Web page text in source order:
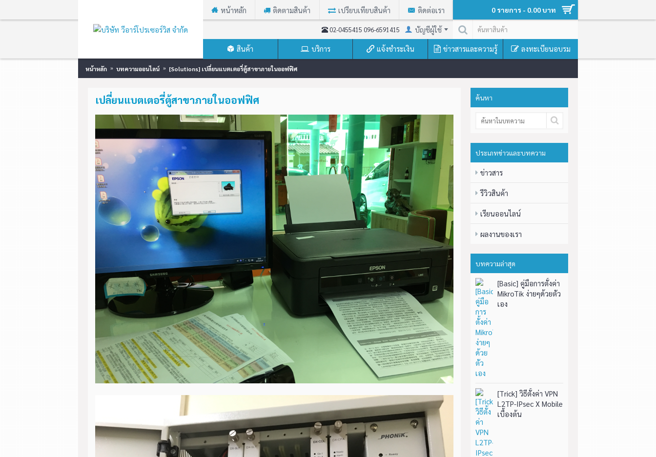
หน้าหลัก ติดตามสินค้า เปรียบเทียบสินค้า ติดต่อเรา 0 รายการ - 0.00 บาท
02-0455415 096-6591415 บัญชีผู้ใช้
สินค้า บริการ แจ้งชำระเงิน ข่าวสารและความรู้ ลงทะเบียนอบรม
หน้าหลัก บทความออนไลน์ [Solutions] เปลี่ยนแบตเตอรี่ตู้สาขาภายในออฟฟิศ
ค้นหา
ประเภทข่าวและบทความ
ข่าวสาร
รีวิวสินค้า
เรียนออนไลน์
ผลงานของเรา
บทความล่าสุด
[Basic] คู่มือการตั้งค่า
MikroTik ง่ายๆด้วยตัว
เอง
[Trick] วิธีตั้งค่า VPN
L2TP-IPsec X Mobile
เบื้องต้น
เปลี่ยนแบตเตอรี่ตู้สาขาภายในออฟฟิศ